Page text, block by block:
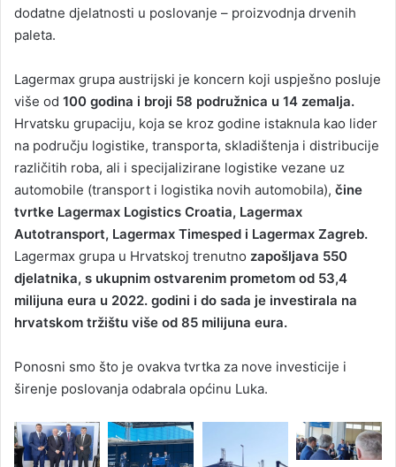
dodatne djelatnosti u poslovanje – proizvodnja drvenih
paleta.
Lagermax grupa austrijski je koncern koji uspješno posluje
više od 100 godina i broji 58 podružnica u 14 zemalja.
Hrvatsku grupaciju, koja se kroz godine istaknula kao lider
na području logistike, transporta, skladištenja i distribucije
različitih roba, ali i specijalizirane logistike vezane uz
automobile (transport i logistika novih automobila), čine
tvrtke Lagermax Logistics Croatia, Lagermax
Autotransport, Lagermax Timesped i Lagermax Zagreb.
Lagermax grupa u Hrvatskoj trenutno zapošljava 550
djelatnika, s ukupnim ostvarenim prometom od 53,4
milijuna eura u 2022. godini i do sada je investirala na
hrvatskom tržištu više od 85 milijuna eura.
Ponosni smo što je ovakva tvrtka za nove investicije i
širenje poslovanja odabrala općinu Luka.